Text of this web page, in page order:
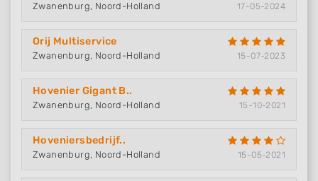
Zwanenburg, Noord-Holland 17-05-2024
Orij Multiservice
Zwanenburg, Noord-Holland 15-07-2023
Hovenier Gigant B..
Zwanenburg, Noord-Holland 15-10-2021
Hoveniersbedrijf..
Zwanenburg, Noord-Holland 15-05-2021